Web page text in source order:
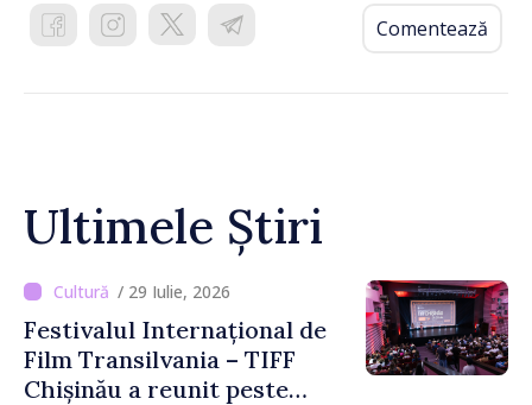
Comentează
Ultimele Știri
/ 29 Iulie, 2026
Festivalul Internațional de
Film Transilvania – TIFF
Chișinău a reunit peste